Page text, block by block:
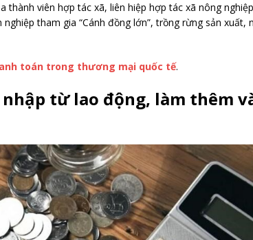
thành viên hợp tác xã, liên hiệp hợp tác xã nông
tham gia “Cánh đồng lớn”, trồng rừng sản xuất,
toán trong thương mại quốc tế.
từ lao động, làm thêm